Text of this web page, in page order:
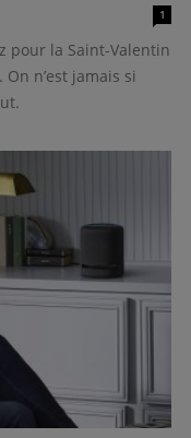
1
pour la Saint-Valentin
n’est jamais si